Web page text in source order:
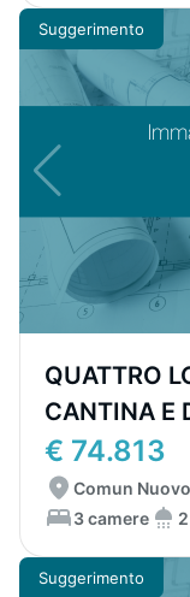
Suggerimento
QUATTRO
CANTINA E
€ 74.813
Comun
3 camere
Suggerimento